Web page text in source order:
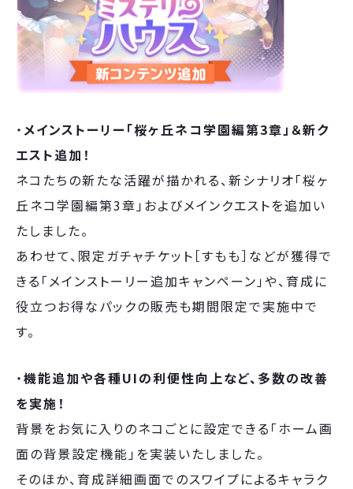
・メインストーリー「桜ヶ丘ネコ学園編第3章」＆新ク
エスト追加！
ネコたちの新たな活躍が描かれる、新シナリオ「桜ヶ
丘ネコ学園編第3章」およびメインクエストを追加い
たしました。
あわせて、限定ガチャチケット［すもも］などが獲得で
きる「メインストーリー追加キャンペーン」や、育成に
役立つお得なパックの販売も期間限定で実施中で
す。
・機能追加や各種UIの利便性向上など、多数の改善
を実施！
背景をお気に入りのネコごとに設定できる「ホーム画
面の背景設定機能」を実装いたしました。
そのほか、育成詳細画面でのスワイプによるキャラク